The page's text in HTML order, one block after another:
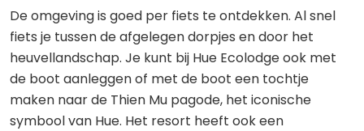
De omgeving is goed per fiets te ontdekken. Al snel
fiets je tussen de afgelegen dorpjes en door het
heuvellandschap. Je kunt bij Hue Ecolodge ook met
de boot aanleggen of met de boot een tochtje
maken naar de Thien Mu pagode, het iconische
symbool van Hue. Het resort heeft ook een